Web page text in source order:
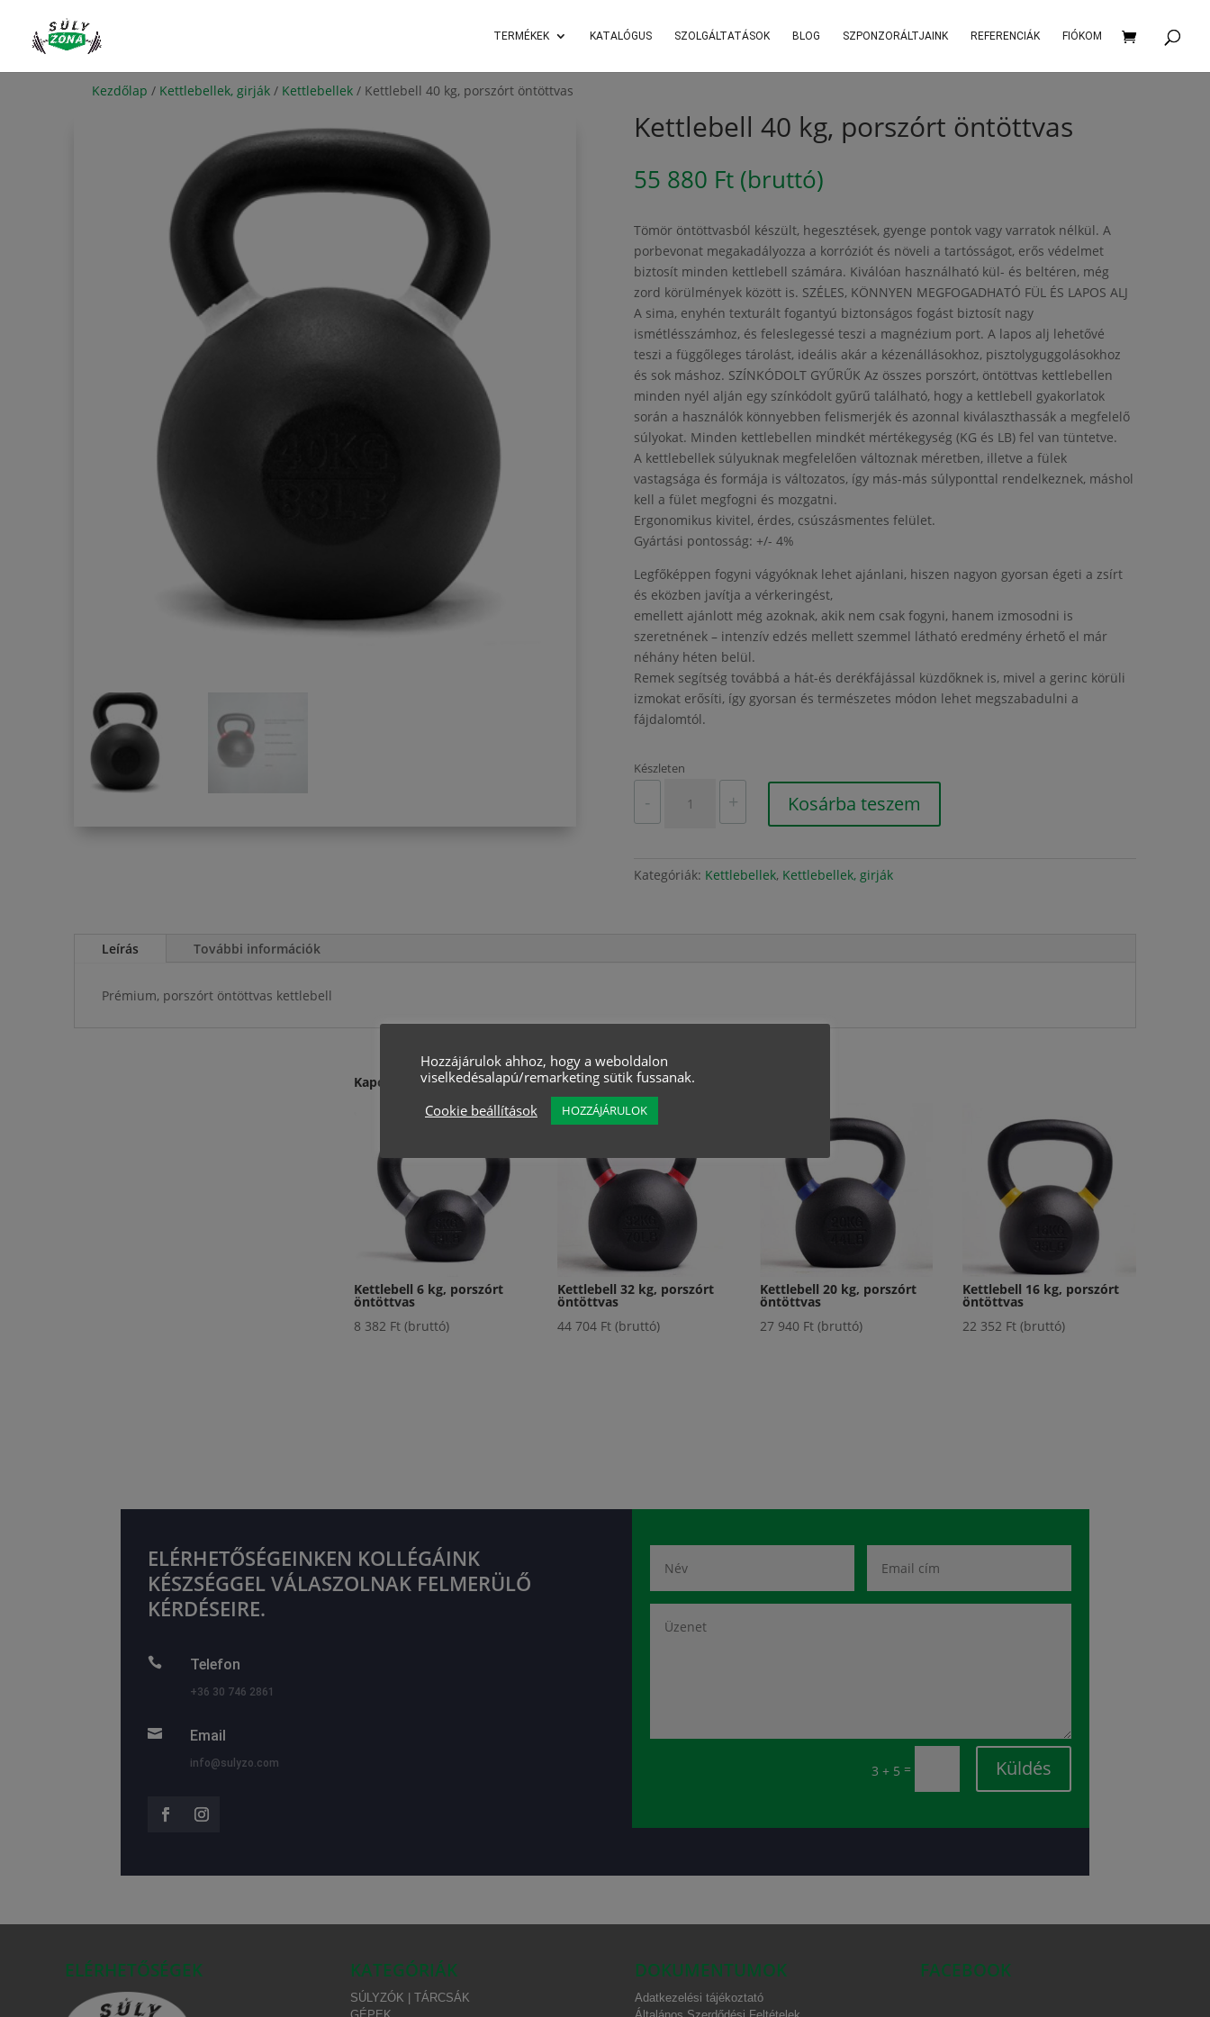
TERMÉKEK KATALÓGUS SZOLGÁLTATÁSOK BLOG SZPONZORÁLTJAINK REFERENCIÁK FIÓKOM
Kezdőlap / Kettlebellek, girják / Kettlebellek / Kettlebell 40 kg, porszórt öntöttvas
Kettlebell 40 kg, porszórt öntöttvas
55 880 Ft (bruttó)
Tömör öntöttvasból készült, hegesztések, gyenge pontok vagy varratok nélkül. A
porbevonat megakadályozza a korróziót és növeli a tartósságot, erős védelmet
biztosít minden kettlebell számára. Kiválóan használható kül- és beltéren, még
zord körülmények között is. SZÉLES, KÖNNYEN MEGFOGADHATÓ FÜL ÉS LAPOS ALJ
A sima, enyhén texturált fogantyú biztonságos fogást biztosít nagy
ismétlésszámhoz, és feleslegessé teszi a magnézium port. A lapos alj lehetővé
teszi a függőleges tárolást, ideális akár a kézenállásokhoz, pisztolyguggolásokhoz
és sok máshoz. SZÍNKÓDOLT GYŰRŰK Az összes porszórt, öntöttvas kettlebellen
minden nyél alján egy színkódolt gyűrű található, hogy a kettlebell gyakorlatok
során a használók könnyebben felismerjék és azonnal kiválaszthassák a megfelelő
súlyokat. Minden kettlebellen mindkét mértékegység (KG és LB) fel van tüntetve.
A kettlebellek súlyuknak megfelelően változnak méretben, illetve a fülek
vastagsága és formája is változatos, így más-más súlyponttal rendelkeznek, máshol
kell a fület megfogni és mozgatni.
Ergonomikus kivitel, érdes, csúszásmentes felület.
Gyártási pontosság: +/- 4%
Legfőképpen fogyni vágyóknak lehet ajánlani, hiszen nagyon gyorsan égeti a zsírt
és eközben javítja a vérkeringést,
emellett ajánlott még azoknak, akik nem csak fogyni, hanem izmosodni is
szeretnének – intenzív edzés mellett szemmel látható eredmény érhető el már
néhány héten belül.
Remek segítség továbbá a hát-és derékfájással küzdőknek is, mivel a gerinc körüli
izmokat erősíti, így gyorsan és természetes módon lehet megszabadulni a
fájdalomtól.
Készleten
-
öntöttvas
+ Kosárba teszem
Kategóriák: Kettlebellek, Kettlebellek, girják
Leírás További információk
Prémium, porszórt öntöttvas kettlebell
Kapcsolódó termékek
Kettlebell 6 kg, porszórt
öntöttvas
8 382 Ft (bruttó)
Kettlebell 32 kg, porszórt
öntöttvas
44 704 Ft (bruttó)
Kettlebell 20 kg, porszórt
öntöttvas
27 940 Ft (bruttó)
Kettlebell 16 kg, porszórt
öntöttvas
22 352 Ft (bruttó)
ELÉRHETŐSÉGEINKEN KOLLÉGÁINK
KÉSZSÉGGEL VÁLASZOLNAK FELMERÜLŐ
KÉRDÉSEIRE.
 Telefon
+36 30 746 2861
 Email
info@sulyzo.com 3 + 5 = Küldés
ELÉRHETŐSÉGEK KATEGÓRIÁK
SÚLYZÓK | TÁRCSÁK
DOKUMENTUMOK
Adatkezelési tájékoztató
FACEBOOK
Hozzájárulok ahhoz, hogy a weboldalon
viselkedésalapú/remarketing sütik fussanak.
Cookie beállítások
HOZZÁJÁRULOK